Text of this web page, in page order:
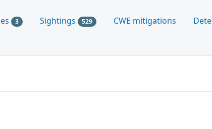
3 Sightings 529 CWE mitigations